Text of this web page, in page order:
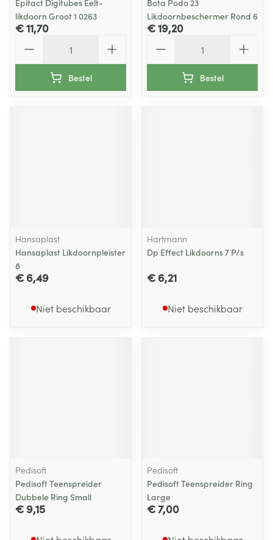
Epitact Digitubes Eelt-
likdoorn Groot 1 0263
€ 11,70
Bestel
Bota Podo 23
Likdoornbeschermer Rond 6
€ 19,20
Bestel
Hansaplast
Hansaplast Likdoornpleister
8
€ 6,49
Niet beschikbaar
Hartmann
Dp Effect Likdoorns 7 P/s
€ 6,21
Niet beschikbaar
Pedisoft
Pedisoft Teenspreider
Dubbele Ring Small
€ 9,15
Pedisoft
Pedisoft Teenspreider Ring
Large
€ 7,00